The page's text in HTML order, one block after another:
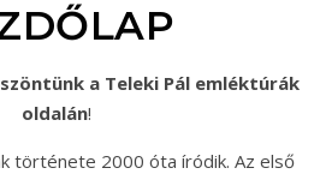
oldalán!
története 2000 óta íródik. Az első